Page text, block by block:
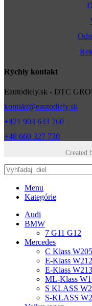
Rýchly kontakt
Eautodiely.sk - DTC
kontakt@eautodiely.sk
+421 903 633 760
+48 660 327 730
Created
Menu
Kategórie
Audi
BMW
7 G11 G12
Mercedes
C Klass W205
E-Klass W212
E-Klass W213
ML-Klass
S KLASS
S-KLASS